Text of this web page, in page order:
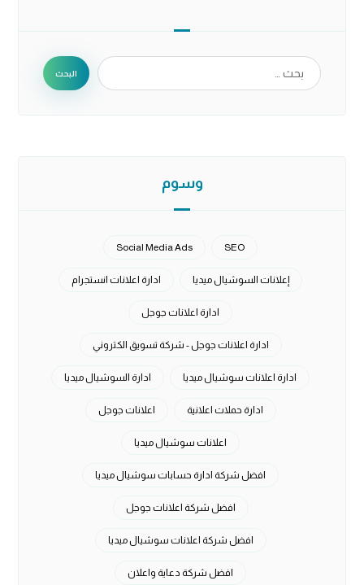
البحث
وسوم
SEO
Social Media Ads
إعلانات السوشيال ميديا ادارة اعلانات انستجرام
ادارة اعلانات جوجل
ادارة اعلانات جوجل - شركة تسويق الكتروني
ادارة اعلانات سوشيال ميديا ادارة السوشيال ميديا
ادارة حملات اعلانية اعلانات جوجل
اعلانات سوشيال ميديا
افضل شركة ادارة حسابات سوشيال ميديا
افضل شركة اعلانات جوجل
افضل شركة اعلانات سوشيال ميديا
افضل شركة دعاية واعلان